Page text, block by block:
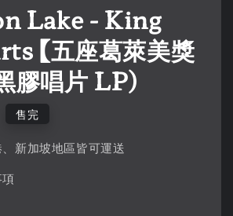
Lake - King
【五座葛萊美獎
膠唱片 LP)
售完
新加坡地區皆可運送